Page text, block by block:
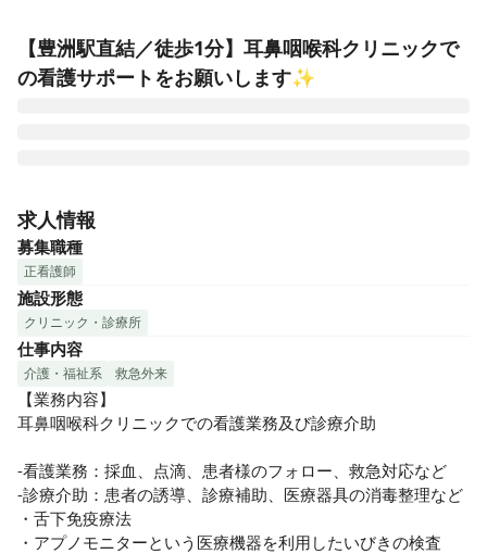
【豊洲駅直結／徒歩1分】耳鼻咽喉科クリニックで
の看護サポートをお願いします✨
務をお願いします。
求人情報
募集職種
正看護師
施設形態
クリニック・診療所
仕事内容
介護・福祉系 救急外来
【業務内容】
耳鼻咽喉科クリニックでの看護業務及び診療介助
-看護業務：採血、点滴、患者様のフォロー、救急対応など
-診療介助：患者の誘導、診療補助、医療器具の消毒整理など
・舌下免疫療法
・アプノモニターという医療機器を利用したいびきの検査